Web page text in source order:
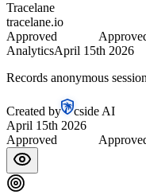
Tracelane
tracelane.io
Approved
AnalyticsApril 15th 2026
Records anonymous
Created by
cside AI
April 15th 2026
Approved